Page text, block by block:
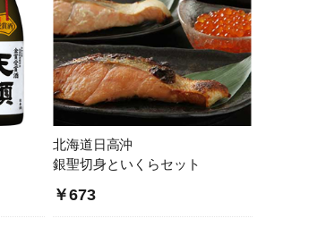
北海道日高沖
銀聖切身といくらセット
￥673